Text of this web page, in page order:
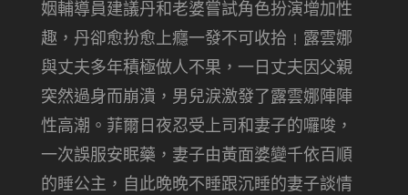
姻輔導員建議丹和老婆嘗試角色扮演增加性
趣，丹卻愈扮愈上癮一發不可收拾﹗露雲娜
與丈夫多年積極做人不果，一日丈夫因父親
突然過身而崩潰，男兒淚激發了露雲娜陣陣
性高潮。菲爾日夜忍受上司和妻子的囉唆，
一次誤服安眠藥，妻子由黃面婆變千依百順
的睡公主，自此晚晚不睡跟沉睡的妻子談情